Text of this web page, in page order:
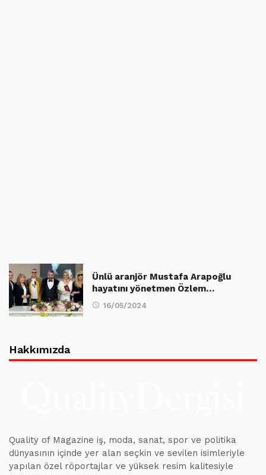
Ünlü aranjör Mustafa Arapoğlu
hayatını yönetmen Özlem…
16/05/2024
Hakkımızda
Quality of Magazine iş, moda, sanat, spor ve politika
dünyasının içinde yer alan seçkin ve sevilen isimleriyle
yapılan özel röportajlar ve yüksek resim kalitesiyle